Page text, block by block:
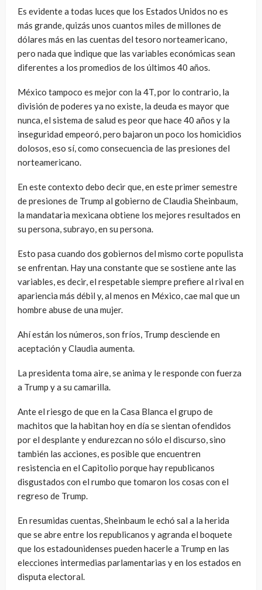
Es evidente a todas luces que los Estados Unidos no es
más grande, quizás unos cuantos miles de millones de
dólares más en las cuentas del tesoro norteamericano,
pero nada que indique que las variables económicas sean
diferentes a los promedios de los últimos 40 años.
México tampoco es mejor con la 4T, por lo contrario, la
división de poderes ya no existe, la deuda es mayor que
nunca, el sistema de salud es peor que hace 40 años y la
inseguridad empeoró, pero bajaron un poco los homicidios
dolosos, eso sí, como consecuencia de las presiones del
norteamericano.
En este contexto debo decir que, en este primer semestre
de presiones de Trump al gobierno de Claudia Sheinbaum,
la mandataria mexicana obtiene los mejores resultados en
su persona, subrayo, en su persona.
Esto pasa cuando dos gobiernos del mismo corte populista
se enfrentan. Hay una constante que se sostiene ante las
variables, es decir, el respetable siempre prefiere al rival en
apariencia más débil y, al menos en México, cae mal que un
hombre abuse de una mujer.
Ahí están los números, son fríos, Trump desciende en
aceptación y Claudia aumenta.
La presidenta toma aire, se anima y le responde con fuerza
a Trump y a su camarilla.
Ante el riesgo de que en la Casa Blanca el grupo de
machitos que la habitan hoy en día se sientan ofendidos
por el desplante y endurezcan no sólo el discurso, sino
también las acciones, es posible que encuentren
resistencia en el Capitolio porque hay republicanos
disgustados con el rumbo que tomaron los cosas con el
regreso de Trump.
En resumidas cuentas, Sheinbaum le echó sal a la herida
que se abre entre los republicanos y agranda el boquete
que los estadounidenses pueden hacerle a Trump en las
elecciones intermedias parlamentarias y en los estados en
disputa electoral.